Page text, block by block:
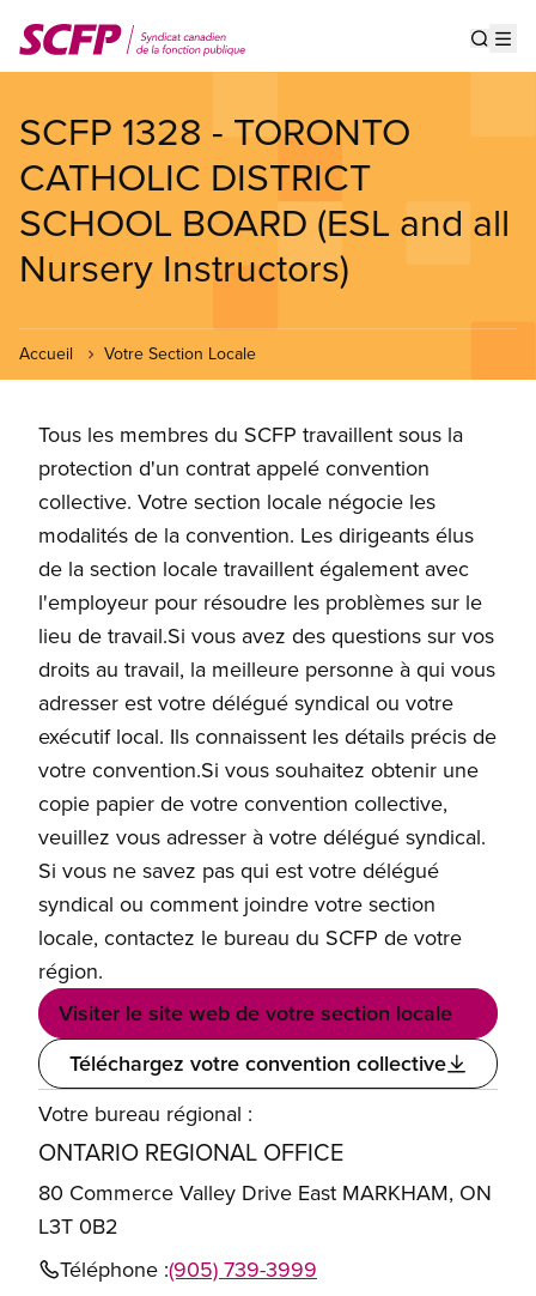
au
contenu
SCFP 1328 - TORONTO
CATHOLIC DISTRICT
SCHOOL BOARD (ESL and all
Nursery Instructors)
Accueil Votre Section Locale
Tous les membres du SCFP travaillent sous la
protection d'un contrat appelé convention
collective. Votre section locale négocie les
modalités de la convention. Les dirigeants élus
de la section locale travaillent également avec
l'employeur pour résoudre les problèmes sur le
lieu de travail.Si vous avez des questions sur vos
droits au travail, la meilleure personne à qui vous
adresser est votre délégué syndical ou votre
exécutif local. Ils connaissent les détails précis de
votre convention.Si vous souhaitez obtenir une
copie papier de votre convention collective,
veuillez vous adresser à votre délégué syndical.
Si vous ne savez pas qui est votre délégué
syndical ou comment joindre votre section
locale, contactez le bureau du SCFP de votre
région.
Visiter le site web de votre section locale
Téléchargez votre convention collective
Votre bureau régional :
ONTARIO REGIONAL OFFICE
80 Commerce Valley Drive East MARKHAM, ON
L3T 0B2
Téléphone :(905) 739-3999